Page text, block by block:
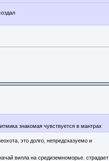
знакомая чувствуется в мантрах
это долго, непредсказуемо и
вилла на средиземноморье. страдает